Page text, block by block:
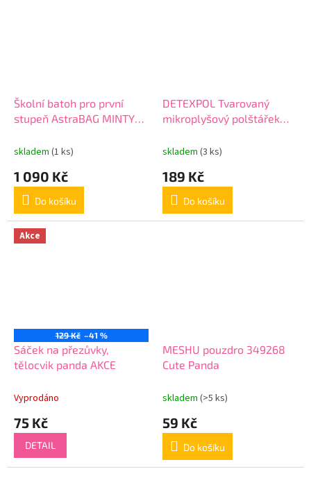
Školní batoh pro první
stupeň AstraBAG MINTY
502025010
skladem (1 ks)
1 090 Kč
Do košíku
DETEXPOL Tvarovaný
mikroplyšový polštářek
cm
skladem (3 ks)
189 Kč
Do košíku
Akce
129 Kč –41 %
Sáček na přezůvky,
tělocvik panda AKCE
Vyprodáno
75 Kč
DETAIL
MESHU pouzdro 349268
Cute Panda
skladem (>5 ks)
59 Kč
Do košíku